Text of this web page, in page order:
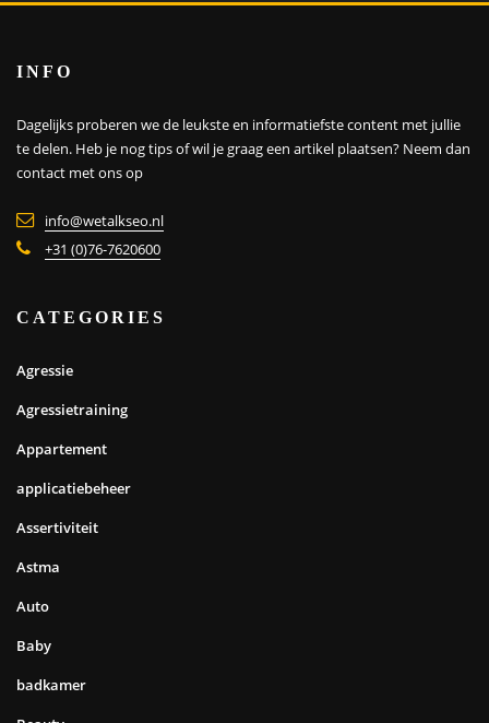
INFO
Dagelijks proberen we de leukste en informatiefste content met jullie
te delen. Heb je nog tips of wil je graag een artikel plaatsen? Neem dan
contact met ons op
info@wetalkseo.nl
+31 (0)76-7620600
CATEGORIES
Agressie
Agressietraining
Appartement
applicatiebeheer
Assertiviteit
Astma
Auto
Baby
badkamer